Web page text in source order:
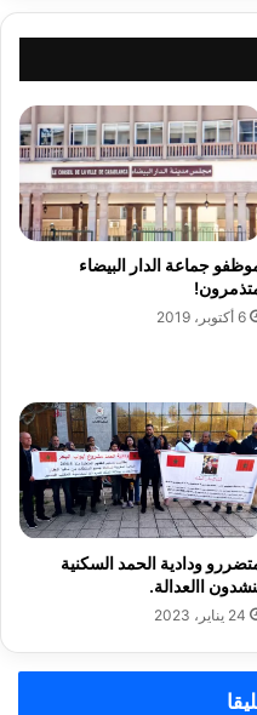
جماعة الدار البيضاء
6 أكتوبر، 2019
ودادية الحمد السكنية
االعدالة.
24 يناير، 2023